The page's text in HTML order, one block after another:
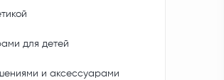
для детей
и аксессуарами